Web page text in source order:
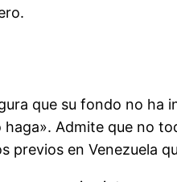
que su fondo no ha
Admite que no
en Venezuela